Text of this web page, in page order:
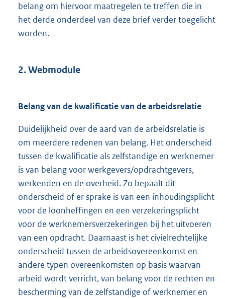
belang om hiervoor maatregelen te treffen die in
het derde onderdeel van deze brief verder toegelicht
worden.
2. Webmodule
Belang van de kwalificatie van de arbeidsrelatie
Duidelijkheid over de aard van de arbeidsrelatie is
om meerdere redenen van belang. Het onderscheid
tussen de kwalificatie als zelfstandige en werknemer
is van belang voor werkgevers/opdrachtgevers,
werkenden en de overheid. Zo bepaalt dit
onderscheid of er sprake is van een inhoudingsplicht
voor de loonheffingen en een verzekeringsplicht
voor de werknemersverzekeringen bij het uitvoeren
van een opdracht. Daarnaast is het civielrechtelijke
onderscheid tussen de arbeidsovereenkomst en
andere typen overeenkomsten op basis waarvan
arbeid wordt verricht, van belang voor de rechten en
bescherming van de zelfstandige of werknemer en